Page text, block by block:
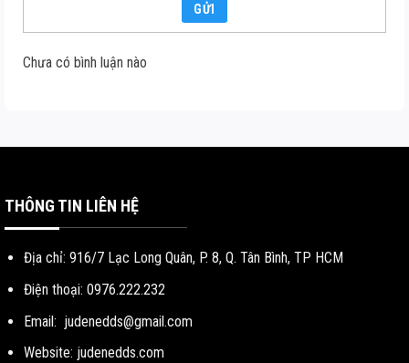
GỬI
Chưa có bình luận nào
THÔNG TIN LIÊN HỆ
Địa chỉ: 916/7 Lạc Long Quân, P. 8, Q. Tân Bình, TP HCM
Điện thoại: 0976.222.232
Email: judenedds@gmail.com
Website: judenedds.com